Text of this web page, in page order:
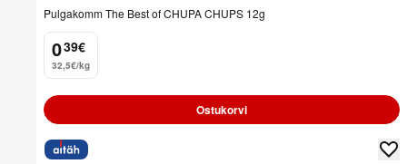
Pulgakomm The Best of CHUPA CHUPS 12g
0
. 39€
32,5€/kg
Ostukorvi